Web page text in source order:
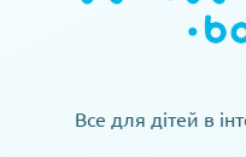
Все для дітей в